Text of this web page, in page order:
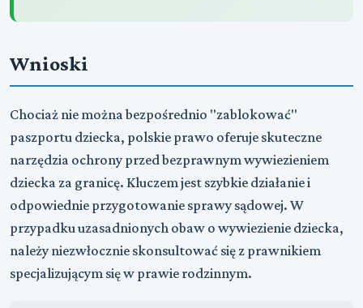
Wnioski
Chociaż nie można bezpośrednio "zablokować"
paszportu dziecka, polskie prawo oferuje skuteczne
narzędzia ochrony przed bezprawnym wywiezieniem
dziecka za granicę. Kluczem jest szybkie działanie i
odpowiednie przygotowanie sprawy sądowej. W
przypadku uzasadnionych obaw o wywiezienie dziecka,
należy niezwłocznie skonsultować się z prawnikiem
specjalizującym się w prawie rodzinnym.